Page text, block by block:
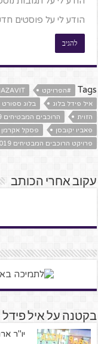
הודע לי על פוסטים
Tags #הפרויקט
איל פידל בלוג
בלוג ספורט
הזוית
הרוכבים המבטיחים 2019
פאביו יקובסן
פסקל אקרמן
פרויקט הרוכבים המבטיחים 2019
עקוב אחרי הכותב
בקטנה על איל פידל
יו"ר